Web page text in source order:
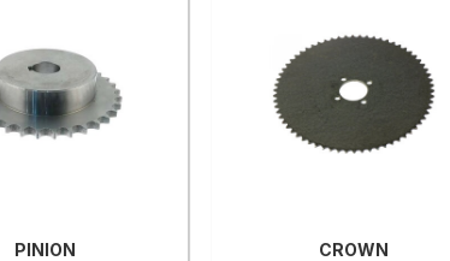
PINION
CROWN